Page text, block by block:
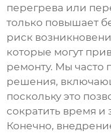
перегрева или
только повышает
риск
которые могут
ремонту. Мы часто
решения,
поскольку это
сократить время и
Конечно,